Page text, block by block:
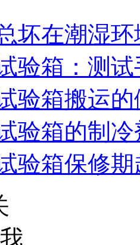
坏在潮湿环
验箱：测试
验箱搬运的
验箱的制冷
验箱保修期